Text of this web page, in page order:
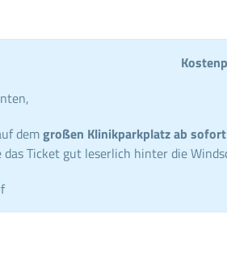
demgroßen Klinikparkplatz ab
Ticket gut leserlich hinter die